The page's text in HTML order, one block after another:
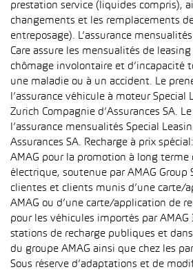
prestation service (liquides compris),
changements et les remplacements
entreposage). L’assurance
Care assure les mensualités de
chômage involontaire et d’incapacité
une maladie ou à un accident. Le
l’assurance véhicule à moteur Special
Zurich Compagnie d’Assurances SA.
l’assurance mensualités Special
Assurances SA. Recharge à prix
AMAG pour la promotion à long
électrique, soutenue par AMAG Group
clientes et clients munis d’une carte/
AMAG ou d’une carte/application de
pour les véhicules importés par
stations de recharge publiques et
du groupe AMAG ainsi que chez les
Sous réserve d’adaptations et de